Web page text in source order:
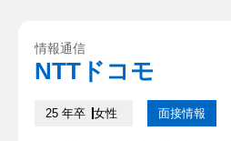
ップをおこなっており、広告
経験しております。以上のこ
情報通信
NTTドコモ
25 年卒 女性 面接情報